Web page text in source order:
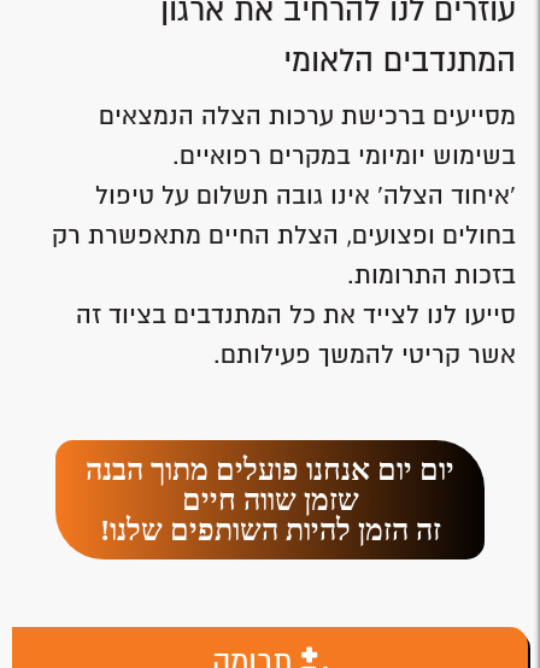
עוזרים לנו להרחיב את ארגון
המתנדבים הלאומי
מסייעים ברכישת ערכות הצלה הנמצאים
בשימוש יומיומי במקרים רפואיים.
'איחוד הצלה' אינו גובה תשלום על טיפול
בחולים ופצועים, הצלת החיים מתאפשרת רק
בזכות התרומות.
סייעו לנו לצייד את כל המתנדבים בציוד זה
אשר קריטי להמשך פעילותם.
יום יום אנחנו פועלים מתוך הבנה
שזמן שווה חיים
זה הזמן להיות השותפים שלנו!